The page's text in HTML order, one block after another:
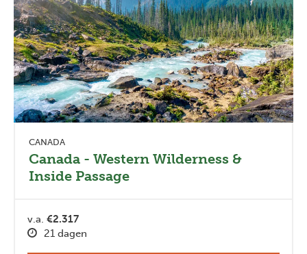
CANADA
Canada - Western Wilderness &
Inside Passage
v.a. €2.317
21 dagen